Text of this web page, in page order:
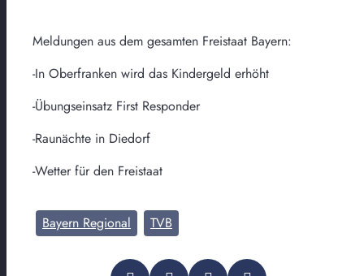
Meldungen aus dem gesamten Freistaat Bayern:
-In Oberfranken wird das Kindergeld erhöht
-Übungseinsatz First Responder
-Raunächte in Diedorf
-Wetter für den Freistaat
Bayern Regional TVB